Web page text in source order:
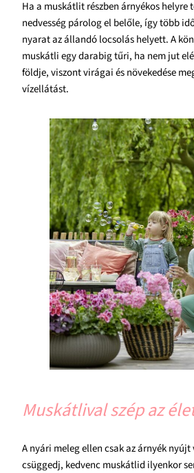
Ha a muskátlit részben árnyékos helyre
nedvesség párolog el belőle, így több
nyarat az állandó locsolás helyett. A
muskátli egy darabig tűri, ha nem jut
földje, viszont virágai és növekedése
vízellátást.
Muskátlival szép az
A nyári meleg ellen csak az árnyék nyújt
csüggedj, kedvenc muskátlid ilyenkor